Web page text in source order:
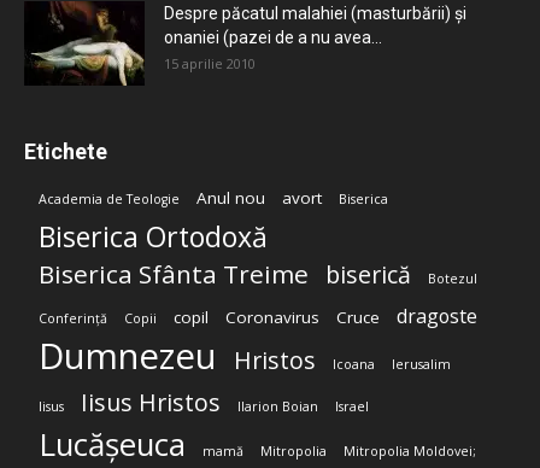
Despre păcatul malahiei (masturbării) şi
onaniei (pazei de a nu avea...
15 aprilie 2010
Etichete
Academia de Teologie Anul nou avort Biserica
Biserica Ortodoxă
Biserica Sfânta Treime biserică Botezul
Conferință Copii copil Coronavirus Cruce dragoste
Dumnezeu Hristos Icoana Ierusalim
Iisus Iisus Hristos Ilarion Boian Israel
Lucășeuca mamă Mitropolia Mitropolia Moldovei;